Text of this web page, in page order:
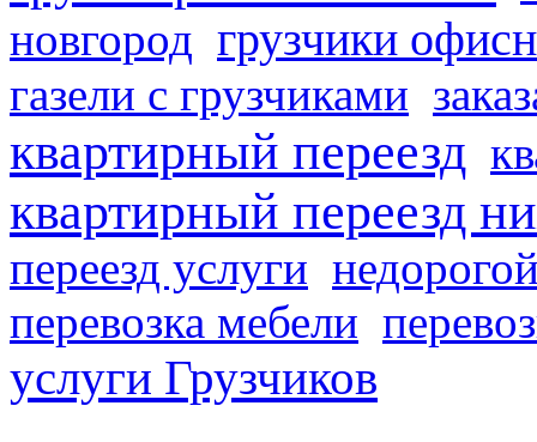
новгород грузчики
газели с грузчиками
квартирный переезд
квартирный переезд
переезд услуги
перевозка мебели
услуги Грузчиков